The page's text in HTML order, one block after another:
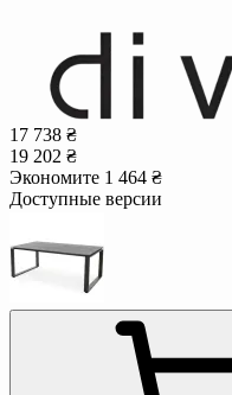
17 738 ₴
19 202 ₴
Экономите 1 464 ₴
Доступные версии